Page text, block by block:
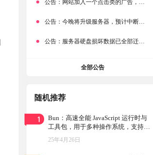
公告： 网站加入一个点击类的广告，大家点击下载按钮需要注意
公告： 今晚将升级服务器，预计中断时常为1分钟
公告： 服务器硬盘损坏数据已全部迁移备份，网站恢复完成！
全部公告
随机推荐
1
Bun：高速全能 JavaScript 运行时与
工具包，用于多种操作系统，支持前
端与后端开发，满足不同项目需求
25年4月26日